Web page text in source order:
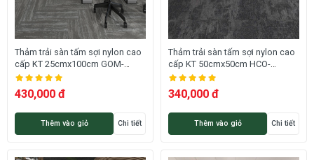
Thảm trải sàn tấm sợi nylon cao
cấp KT 25cmx100cm GOM-
SHININGKN HNM
430,000 đ
Thêm vào giỏ Chi tiết
Thảm trải sàn tấm sợi nylon cao
cấp KT 50cmx50cm HCO-
LINOWS HNM
340,000 đ
Thêm vào giỏ Chi tiết